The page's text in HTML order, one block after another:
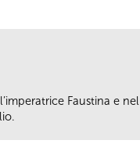
Faustina e nel